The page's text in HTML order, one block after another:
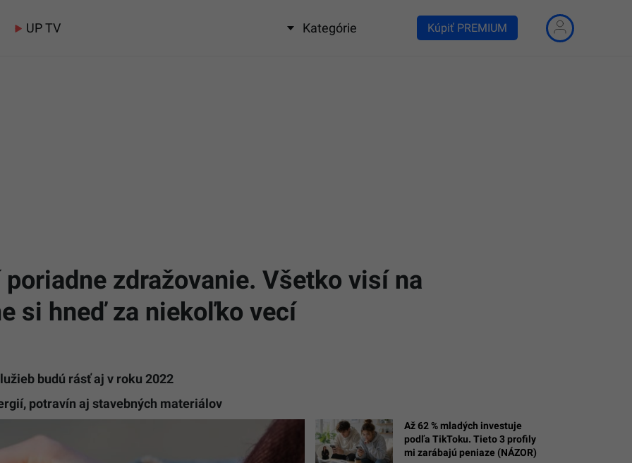
UP TV Kategórie Kúpiť PREMIUM
zdražovanie. Všetko visí na
si hneď za niekoľko vecí
budú rásť aj v roku 2022
potravín aj stavebných materiálov
Až 62 % mladých investuje
podľa TikToku. Tieto 3 profily
mi zarábajú peniaze (NÁZOR)